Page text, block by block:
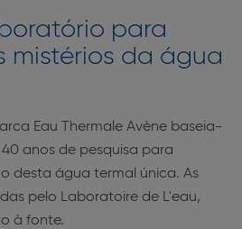
para
mistérios da água
Eau Thermale Avène baseia-
anos de pesquisa para
desta água termal única. As
pelo Laboratoire de L'eau,
à fonte.